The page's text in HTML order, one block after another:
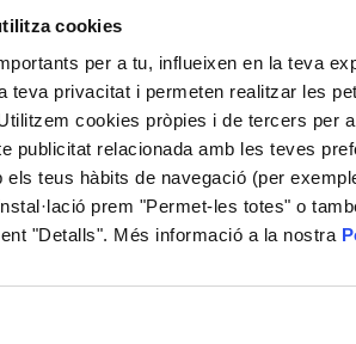
cookies
per a tu, influeixen en la teva
teva privacitat i permeten realitzar les
cookies pròpies i de tercers per
publicitat relacionada amb les teves
els teus hàbits de navegació (per
prem "Permet-les totes" o
"Detalls". Més informació a la nostra